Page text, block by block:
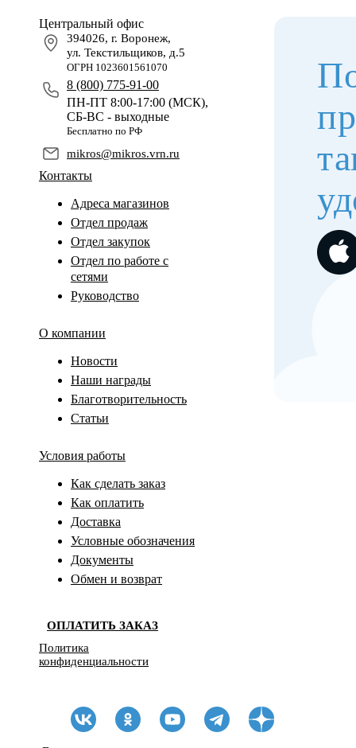
Центральный офис
394026, г. Воронеж,
ул. Текстильщиков, д.5
ОГРН 1023601561070
8 (800) 775-91-00
ПН-ПТ 8:00-17:00 (МСК),
СБ-ВС - выходные
Бесплатно по РФ
mikros@mikros.vrn.ru
Контакты
Адреса магазинов
Отдел продаж
Отдел закупок
Отдел по работе с
сетями
Руководство
О компании
Новости
Наши награды
Благотворительность
Статьи
Условия работы
Как сделать заказ
Как оплатить
Доставка
Условные обозначения
Документы
Обмен и возврат
ОПЛАТИТЬ ЗАКАЗ
Политика
конфиденциальности